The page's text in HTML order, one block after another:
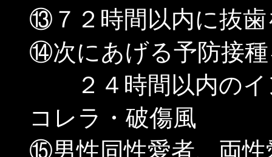
⑬７２時間以内に抜歯
⑭次にあげる予防接
２４時間以内のイ
コレラ・破傷風
⑮男性同性愛者、両